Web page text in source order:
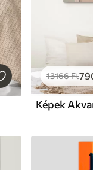
13166Ft
Képek